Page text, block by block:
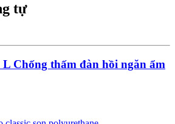
tự
L Chống thấm đàn hồi ngăn ẩm